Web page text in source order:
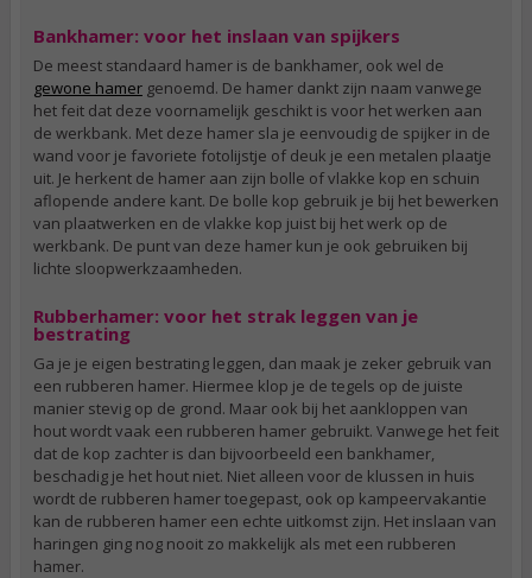
Bankhamer: voor het inslaan van spijkers
De meest standaard hamer is de bankhamer, ook wel de
gewone hamer genoemd. De hamer dankt zijn naam vanwege
het feit dat deze voornamelijk geschikt is voor het werken aan
de werkbank. Met deze hamer sla je eenvoudig de spijker in de
wand voor je favoriete fotolijstje of deuk je een metalen plaatje
uit. Je herkent de hamer aan zijn bolle of vlakke kop en schuin
aflopende andere kant. De bolle kop gebruik je bij het bewerken
van plaatwerken en de vlakke kop juist bij het werk op de
werkbank. De punt van deze hamer kun je ook gebruiken bij
lichte sloopwerkzaamheden.
Rubberhamer: voor het strak leggen van je
bestrating
Ga je je eigen bestrating leggen, dan maak je zeker gebruik van
een rubberen hamer. Hiermee klop je de tegels op de juiste
manier stevig op de grond. Maar ook bij het aankloppen van
hout wordt vaak een rubberen hamer gebruikt. Vanwege het feit
dat de kop zachter is dan bijvoorbeeld een bankhamer,
beschadig je het hout niet. Niet alleen voor de klussen in huis
wordt de rubberen hamer toegepast, ook op kampeervakantie
kan de rubberen hamer een echte uitkomst zijn. Het inslaan van
haringen ging nog nooit zo makkelijk als met een rubberen
hamer.